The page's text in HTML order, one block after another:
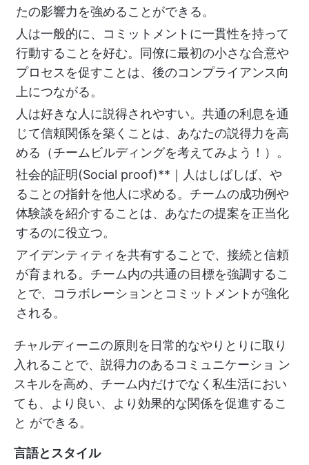
たの影響力を強めることができる。
人は一般的に、コミットメントに一貫性を持って
行動することを好む。同僚に最初の小さな合意や
プロセスを促すことは、後のコンプライアンス向
上につながる。
人は好きな人に説得されやすい。共通の利息を通
じて信頼関係を築くことは、あなたの説得力を高
める（チームビルディングを考えてみよう！）。
社会的証明(Social proof)**｜人はしばしば、や
ることの指針を他人に求める。チームの成功例や
体験談を紹介することは、あなたの提案を正当化
するのに役立つ。
アイデンティティを共有することで、接続と信頼
が育まれる。チーム内の共通の目標を強調するこ
とで、コラボレーションとコミットメントが強化
される。
チャルディーニの原則を日常的なやりとりに取り
入れることで、説得力のあるコミュニケーショ ン
スキルを高め、チーム内だけでなく私生活におい
ても、より良い、より効果的な関係を促進するこ
と ができる。
言語とスタイル